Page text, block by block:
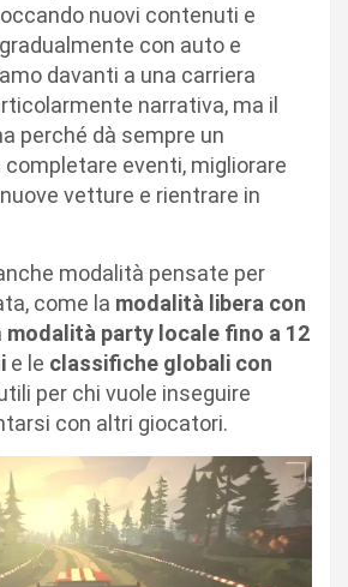
nuovi contenuti e
con auto e
davanti a una carriera
narrativa, ma il
perché dà sempre un
eventi, migliorare
vetture e rientrare in
modalità pensate per
come la modalità libera con
modalità party locale fino a 12
e le classifiche globali con
per chi vuole inseguire
con altri giocatori.